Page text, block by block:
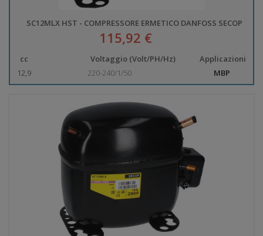
SC12MLX HST - COMPRESSORE ERMETICO DANFOSS SECOP
115,92 €
cc Voltaggio (Volt/PH/Hz)
Applicazioni
12,9
220-240/1/50 MBP